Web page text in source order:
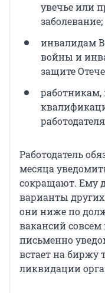
увечье или
заболевание;
инвалидам
войны и
защите
Работодатель
месяца
сокращают. Ему
варианты
они ниже по
вакансий совсем
письменно
встает на
ликвидации